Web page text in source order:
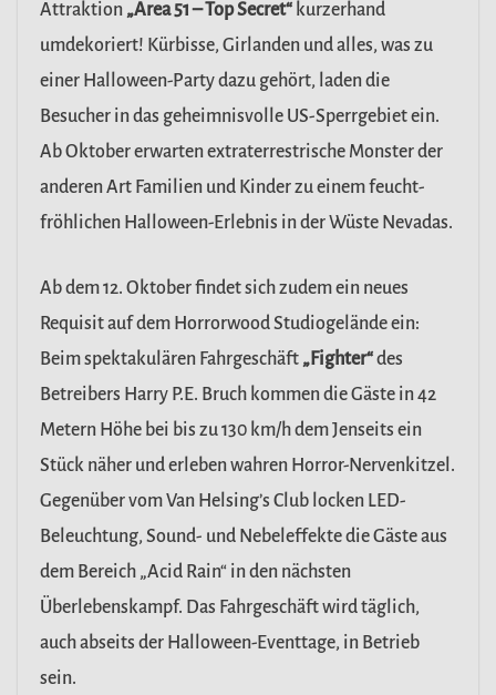
Attraktion „Area 51 – Top Secret“ kurzerhand
umdekoriert! Kürbisse, Girlanden und alles, was zu
einer Halloween-Party dazu gehört, laden die
Besucher in das geheimnisvolle US-Sperrgebiet ein.
Ab Oktober erwarten extraterrestrische Monster der
anderen Art Familien und Kinder zu einem feucht-
fröhlichen Halloween-Erlebnis in der Wüste Nevadas.
Ab dem 12. Oktober findet sich zudem ein neues
Requisit auf dem Horrorwood Studiogelände ein:
Beim spektakulären Fahrgeschäft „Fighter“des
Betreibers Harry P.E. Bruch kommen die Gäste in 42
Metern Höhe bei bis zu 130 km/h dem Jenseits ein
Stück näher und erleben wahren Horror-Nervenkitzel.
Gegenüber vom Van Helsing’s Club locken LED-
Beleuchtung, Sound- und Nebeleffekte die Gäste aus
dem Bereich „Acid Rain“ in den nächsten
Überlebenskampf. Das Fahrgeschäft wird täglich,
auch abseits der Halloween-Eventtage, in Betrieb
sein.